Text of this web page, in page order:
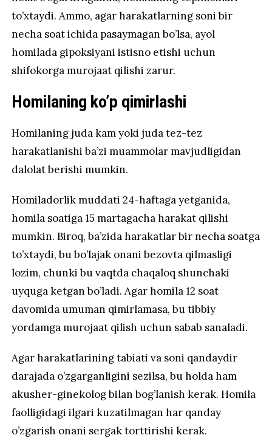
to’xtaydi. Ammo, agar harakatlarning soni bir
necha soat ichida pasaymagan bo’lsa, ayol
homilada gipoksiyani istisno etishi uchun
shifokorga murojaat qilishi zarur.
Homilaning ko’p qimirlashi
Homilaning juda kam yoki juda tez-tez
harakatlanishi ba’zi muammolar mavjudligidan
dalolat berishi mumkin.
Homiladorlik muddati 24-haftaga yetganida,
homila soatiga 15 martagacha harakat qilishi
mumkin. Biroq, ba’zida harakatlar bir necha soatga
to’xtaydi, bu bo’lajak onani bezovta qilmasligi
lozim, chunki bu vaqtda chaqaloq shunchaki
uyquga ketgan bo’ladi. Agar homila 12 soat
davomida umuman qimirlamasa, bu tibbiy
yordamga murojaat qilish uchun sabab sanaladi.
Agar harakatlarining tabiati va soni qandaydir
darajada o’zgarganligini sezilsa, bu holda ham
akusher-ginekolog bilan bog’lanish kerak. Homila
faolligidagi ilgari kuzatilmagan har qanday
o’zgarish onani sergak torttirishi kerak.